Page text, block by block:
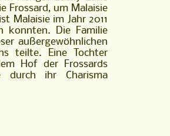
Frossard, um Malaisie
Malaisie im Jahr 2011
konnten. Die Familie
außergewöhnlichen
teilte. Eine Tochter
Hof der Frossards
durch ihr Charisma